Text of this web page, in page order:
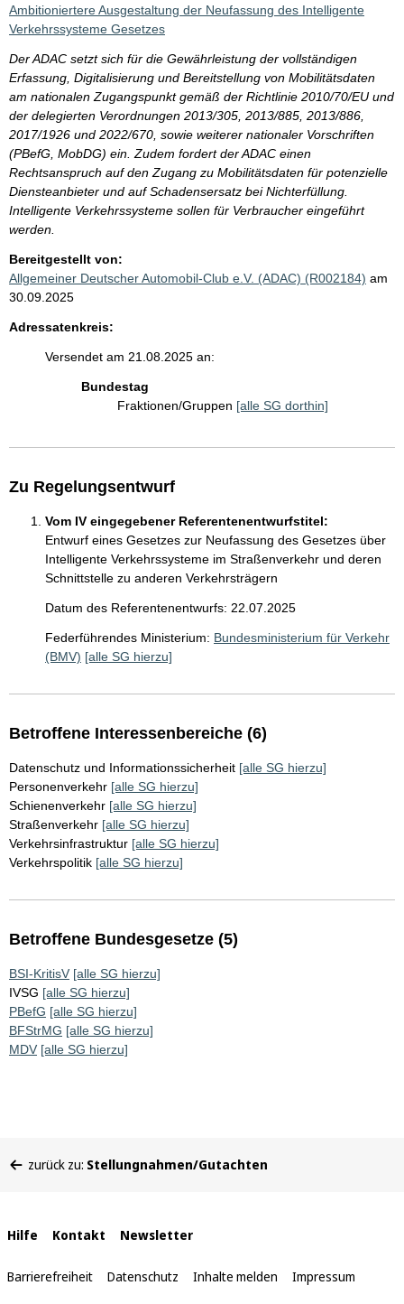
Ambitioniertere Ausgestaltung der Neufassung des Intelligente
Verkehrssysteme Gesetzes
Der ADAC setzt sich für die Gewährleistung der vollständigen
Erfassung, Digitalisierung und Bereitstellung von Mobilitätsdaten
am nationalen Zugangspunkt gemäß der Richtlinie 2010/70/EU und
der delegierten Verordnungen 2013/305, 2013/885, 2013/886,
2017/1926 und 2022/670, sowie weiterer nationaler Vorschriften
(PBefG, MobDG) ein. Zudem fordert der ADAC einen
Rechtsanspruch auf den Zugang zu Mobilitätsdaten für potenzielle
Diensteanbieter und auf Schadensersatz bei Nichterfüllung.
Intelligente Verkehrssysteme sollen für Verbraucher eingeführt
werden.
Bereitgestellt von:
Allgemeiner Deutscher Automobil-Club e.V. (ADAC) (R002184) am
30.09.2025
Adressatenkreis:
Versendet am 21.08.2025 an:
Bundestag
Fraktionen/Gruppen [alle SG dorthin]
Zu Regelungsentwurf
Vom IV eingegebener Referentenentwurfstitel:
Entwurf eines Gesetzes zur Neufassung des Gesetzes über
Intelligente Verkehrssysteme im Straßenverkehr und deren
Schnittstelle zu anderen Verkehrsträgern
Datum des Referentenentwurfs: 22.07.2025
Federführendes Ministerium: Bundesministerium für Verkehr
(BMV) [alle SG hierzu]
Betroffene Interessenbereiche (6)
Datenschutz und Informationssicherheit [alle SG hierzu]
Personenverkehr [alle SG hierzu]
Schienenverkehr [alle SG hierzu]
Straßenverkehr [alle SG hierzu]
Verkehrsinfrastruktur [alle SG hierzu]
Verkehrspolitik [alle SG hierzu]
Betroffene Bundesgesetze (5)
BSI-KritisV [alle SG hierzu]
IVSG [alle SG hierzu]
PBefG [alle SG hierzu]
BFStrMG [alle SG hierzu]
MDV [alle SG hierzu]
befinden
zurück zu: Stellungnahmen/Gutachten
Interne
Links
Hilfe Kontakt Newsletter
Barrierefreiheit Datenschutz Inhalte melden Impressum